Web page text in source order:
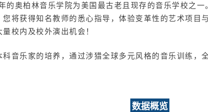
的奥柏林音乐学院为美国最古老且现存的音乐学校之
您将获得知名教师的悉心指导，体验变革性的艺术项目
校内及校外演出机会！
科音乐家的培养，通过涉猎全球多元风格的音乐训练，
数据概览